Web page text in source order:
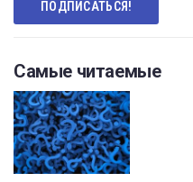
Самые читаемые